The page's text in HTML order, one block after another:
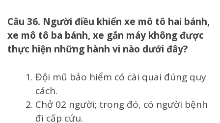
Câu 36. Người điều khiển xe mô tô hai bánh,
xe mô tô ba bánh, xe gắn máy không được
thực hiện những hành vi nào dưới đây?
Đội mũ bảo hiểm có cài quai đúng quy
cách.
Chở 02 người; trong đó, có người bệnh
đi cấp cứu.